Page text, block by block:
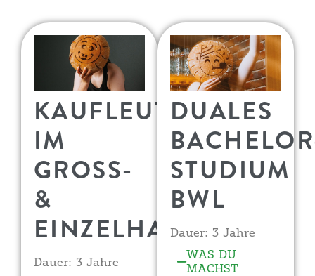
KAUFLEUTE
IM
GROSS-
&
EINZELHANDEL
Dauer: 3 Jahre
DUALES
STUDIUM
BWL
Dauer: 3 Jahre
WAS DU
MACHST